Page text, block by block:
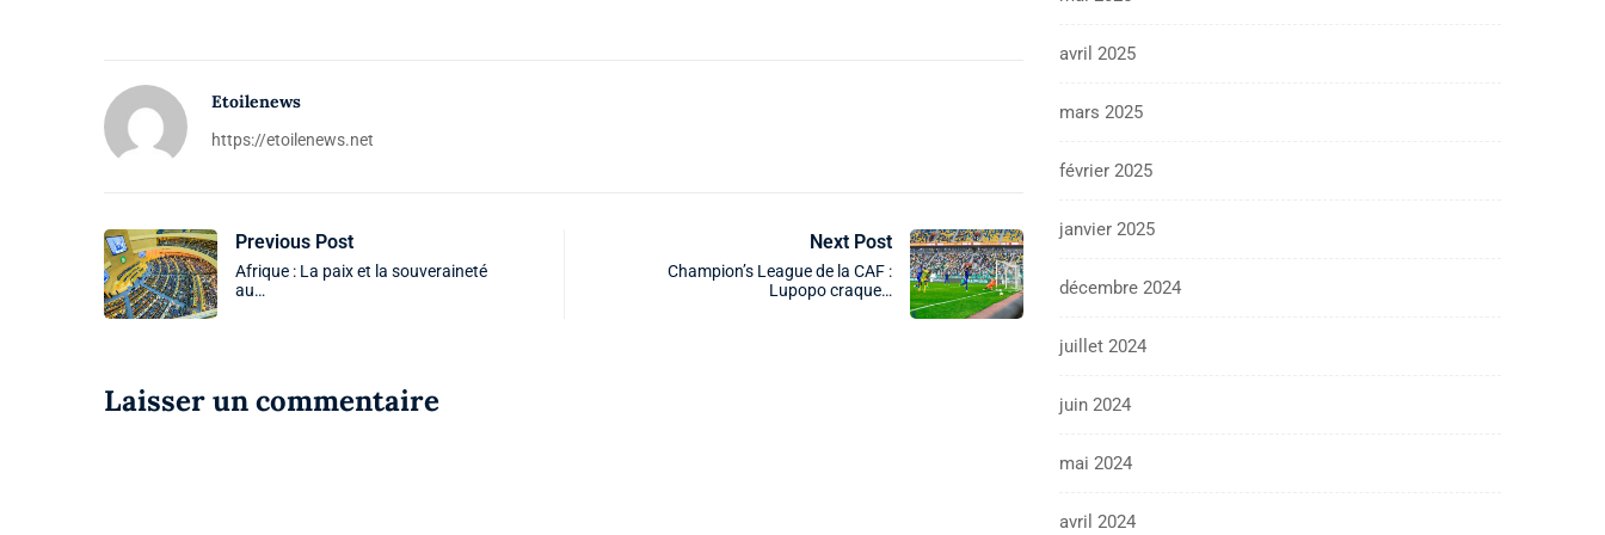
Etoilenews
https://etoilenews.net
Previous Post
Afrique : La paix et la souveraineté
au…
Next Post
Champion’s League de la CAF :
Lupopo craque…
Laisser un commentaire
avril 2025
mars 2025
février 2025
janvier 2025
décembre 2024
juillet 2024
juin 2024
mai 2024
avril 2024